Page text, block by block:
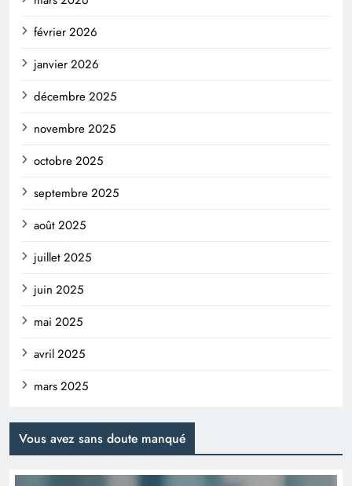
février 2026
janvier 2026
décembre 2025
novembre 2025
octobre 2025
septembre 2025
août 2025
juillet 2025
juin 2025
mai 2025
avril 2025
mars 2025
Vous avez sans doute manqué